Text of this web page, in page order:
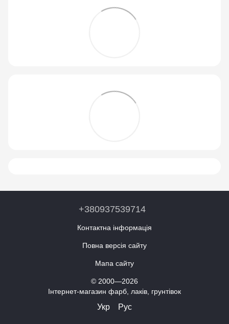
+380937539714
Контактна інформація
Повна версія сайту
Мапа сайту
© 2000—2026
Інтернет-магазин фарб, лаків, грунтівок
Укр Рус